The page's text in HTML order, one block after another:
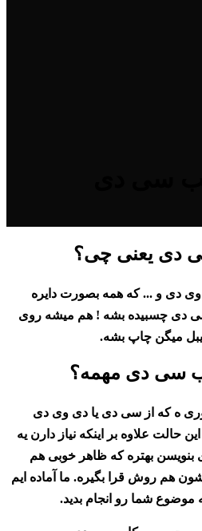
دی یعنی چی؟
دی و ... که همه بصورت دایره
دی چسبیده بشه ! هم میشه روی
میگن چاپ بشه.
سی دی مهمه؟
ه که از سی دی یا دی وی دی
حالت علاوه بر اینکه نیاز دارن یه
بهتره که ظاهر خوبی هم
هم روش قرا بگیره. ما آماده ایم
شما رو انجام بدید.